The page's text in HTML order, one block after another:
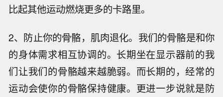
比起其他运动燃烧更多的卡路里。
2、防止你的骨骼，肌肉退化。我们的骨骼是和你
的身体需求相互协调的。长期坐在显示器前的我
们让我们的骨骼越来越脆弱。而长期的，经常的
运动会使你的骨骼保持健康。更进一步说就是防